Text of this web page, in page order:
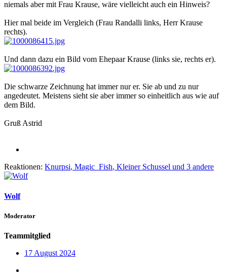
niemals aber mit Frau Krause, wäre vielleicht auch ein Hinweis?
Hier mal beide im Vergleich (Frau Randalli links, Herr Krause
rechts).
Und dann dazu ein Bild vom Ehepaar Krause (links sie, rechts er).
Die schwarze Zeichnung hat immer nur er. Sie ab und zu nur
angedeutet. Meistens sieht sie aber immer so einheitlich aus wie auf
dem Bild.
Gruß Astrid
Reaktionen: Knurpsi, Magic_Fish, Kleiner Schussel und 3 andere
Wolf
Moderator
Teammitglied
17 August 2024